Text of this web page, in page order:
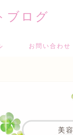
ブログ
お問い合わせ
美容